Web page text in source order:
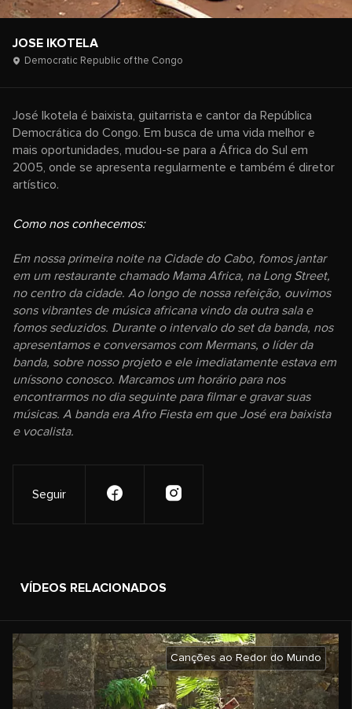
JOSE IKOTELA
Democratic Republic of the Congo
José Ikotela é baixista, guitarrista e cantor da República
Democrática do Congo. Em busca de uma vida melhor e
mais oportunidades, mudou-se para a África do Sul em
2005, onde se apresenta regularmente e também é diretor
artístico.
Como nos conhecemos:
Em nossa primeira noite na Cidade do Cabo, fomos jantar
em um restaurante chamado Mama Africa, na Long Street,
no centro da cidade. Ao longo de nossa refeição, ouvimos
sons vibrantes de música africana vindo da outra sala e
fomos seduzidos. Durante o intervalo do set da banda, nos
apresentamos e conversamos com Mermans, o líder da
banda, sobre nosso projeto e ele imediatamente estava em
uníssono conosco. Marcamos um horário para nos
encontrarmos no dia seguinte para filmar e gravar suas
músicas. A banda era Afro Fiesta em que José era baixista
e vocalista.
Seguir
VÍDEOS RELACIONADOS
Canções ao Redor do Mundo